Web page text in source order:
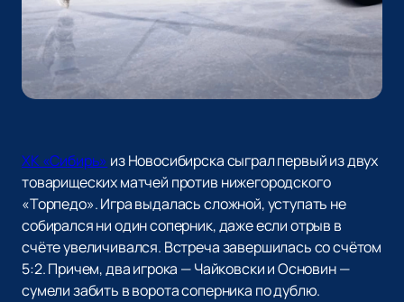
ХК «Сибирь» из Новосибирска сыграл первый из двух
товарищеских матчей против нижегородского
«Торпедо». Игра выдалась сложной, уступать не
собирался ни один соперник, даже если отрыв в
счёте увеличивался. Встреча завершилась со счётом
5:2. Причем, два игрока — Чайковски и Основин —
сумели забить в ворота соперника по дублю.